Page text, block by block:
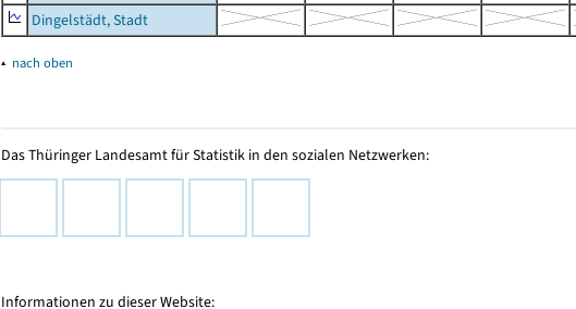
Dingelstädt, Stadt
▴ nach oben
Das Thüringer Landesamt für Statistik in den sozialen Netzwerken:
Informationen zu dieser Website: